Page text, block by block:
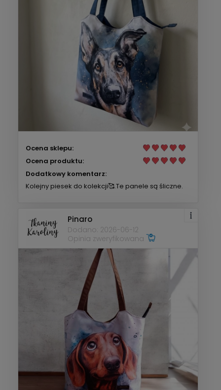
Ocena sklepu:
Ocena produktu:
Dodatkowy komentarz:
Kolejny piesek do kolekcji🥰.Te panele są śliczne.
Pinaro
Dodano: 2026-06-12
Opinia zweryfikowana